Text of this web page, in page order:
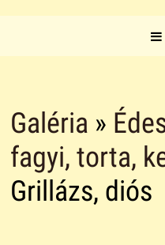
Galéria »
fagyi, torta,
Grillázs, diós